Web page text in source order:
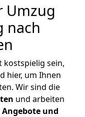
Umzug
nach
sein,
hier, um Ihnen
Wir sind die
und arbeiten
und